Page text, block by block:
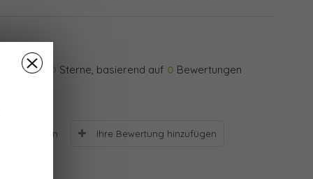
0 Sterne, basierend auf 0 Bewertungen
Bewertungen Ihre Bewertung hinzufügen